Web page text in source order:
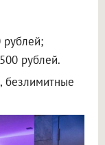
рублей;
рублей.
безлимитные